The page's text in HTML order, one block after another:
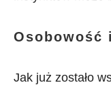
Osobowość
Jak już zostało